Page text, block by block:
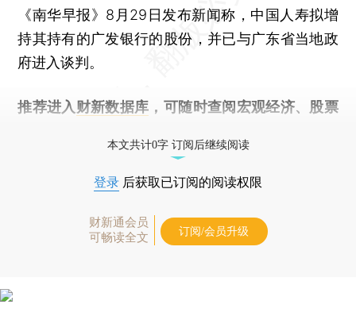
《南华早报》8月29日发布新闻称，中国人寿拟增
持其持有的广发银行的股份，并已与广东省当地政
府进入谈判。
推荐进入 财新数据库 ，可随时查阅宏观经济、股票
本文共计0字 订阅后继续阅读
登录 后获取已订阅的阅读权限
财新通会员
可畅读全文
订阅/会员升级